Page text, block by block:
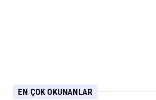
EN ÇOK OKUNANLAR